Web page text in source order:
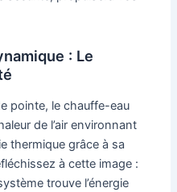
: Le
pointe, le chauffe-eau
de l’air environnant
thermique grâce à sa
à cette image :
trouve l’énergie